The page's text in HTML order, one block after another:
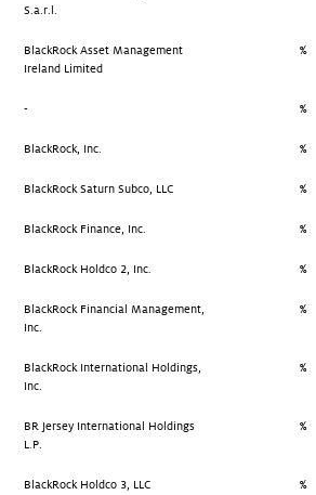
S.a.r.l.
BlackRock Asset Management
Ireland Limited
%
- %
BlackRock, Inc. %
BlackRock Saturn Subco, LLC %
BlackRock Finance, Inc. %
BlackRock Holdco 2, Inc. %
BlackRock Financial Management,
Inc.
%
BlackRock International Holdings,
Inc.
%
BR Jersey International Holdings
L.P.
%
BlackRock Holdco 3, LLC %